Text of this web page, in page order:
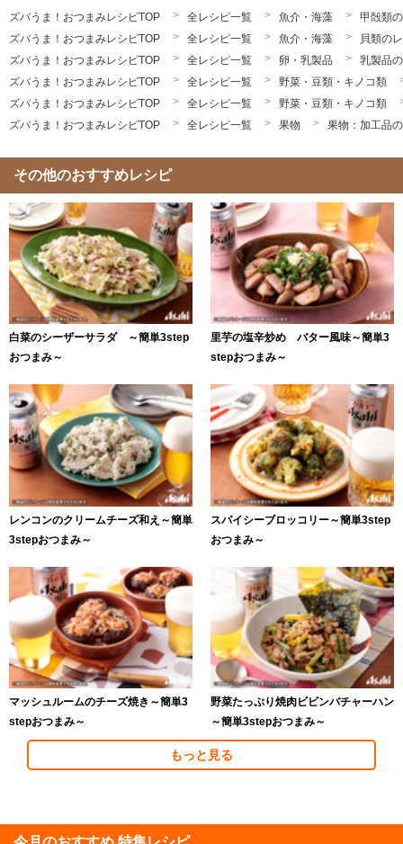
ズバうま！おつまみレシピTOP 全レシピ一覧 魚介・海藻
甲殻類
ズバうま！おつまみレシピTOP
全レシピ一覧 魚介・海藻
貝類の
ズバうま！おつまみレシピTOP
全レシピ一覧 卵・乳製品
乳製品
ズバうま！おつまみレシピTOP
全レシピ一覧
野菜・豆類・キノコ類
ズバうま！おつまみレシピTOP
全レシピ一覧
野菜・豆類・キノコ類
ズバうま！おつまみレシピTOP
全レシピ一覧 果物 果物：加工品
その他のおすすめレシピ
白菜のシーザーサラダ ～簡単3step
おつまみ～
里芋の塩辛炒め バター風味～簡単3
stepおつまみ～
レンコンのクリームチーズ和え～簡単
3stepおつまみ～
スパイシーブロッコリー～簡単3step
おつまみ～
マッシュルームのチーズ焼き～簡単3
stepおつまみ～
野菜たっぷり焼肉ビビンバチャーハン
～簡単3stepおつまみ～
もっと見る